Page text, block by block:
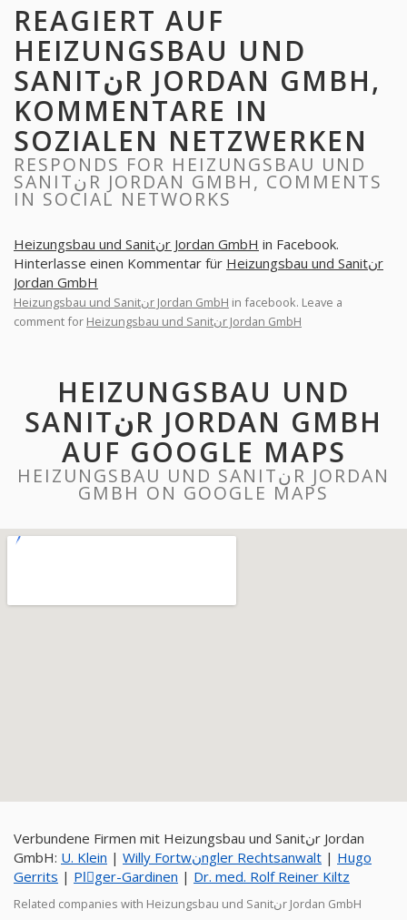
REAGIERT AUF
HEIZUNGSBAU UND
SANITنR JORDAN GMBH,
KOMMENTARE IN
SOZIALEN NETZWERKEN
RESPONDS FOR HEIZUNGSBAU UND
SANITنR JORDAN GMBH, COMMENTS
IN SOCIAL NETWORKS
Heizungsbau und Sanitنr Jordan GmbH in Facebook.
Hinterlasse einen Kommentar für Heizungsbau und Sanitنr
Jordan GmbH
Heizungsbau und Sanitنr Jordan GmbH in facebook. Leave a
comment for
Heizungsbau und Sanitنr Jordan GmbH
HEIZUNGSBAU UND
SANITنR JORDAN GMBH
AUF GOOGLE MAPS
HEIZUNGSBAU UND SANITنR JORDAN
GMBH ON GOOGLE MAPS
Verbundene Firmen mit Heizungsbau und Sanitنr Jordan
GmbH: U. Klein | Willy Fortwنngler Rechtsanwalt | Hugo
Gerrits | Plِger-Gardinen | Dr. med. Rolf Reiner Kiltz
Related companies with Heizungsbau und Sanitنr Jordan GmbH